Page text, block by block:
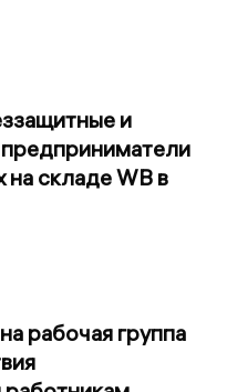
и
на складе WB в
рабочая группа